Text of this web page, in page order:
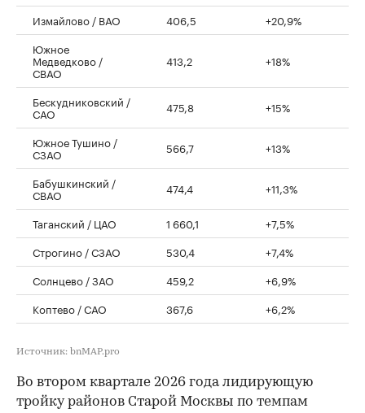
Измайлово / ВАО 406,5
+20,9%
Южное
Медведково /
СВАО
413,2 +18%
Бескудниковский /
САО 475,8 +15%
Южное Тушино /
СЗАО 566,7 +13%
Бабушкинский /
СВАО 474,4 +11,3%
Таганский / ЦАО 1 660,1
+7,5%
Строгино / СЗАО
530,4
+7,4%
Солнцево / ЗАО
459,2
+6,9%
Коптево / САО
367,6 +6,2%
Источник: bnMAP.pro
Во втором квартале 2026 года лидирующую
тройку районов Старой Москвы по темпам